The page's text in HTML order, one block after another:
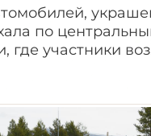
по
где участники